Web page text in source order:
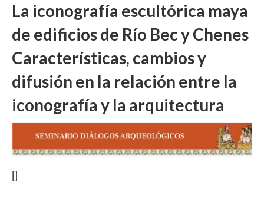
La iconografía escultórica maya
de edificios de Río Bec y Chenes
Características, cambios y
difusión en la relación entre la
iconografía y la arquitectura
[]